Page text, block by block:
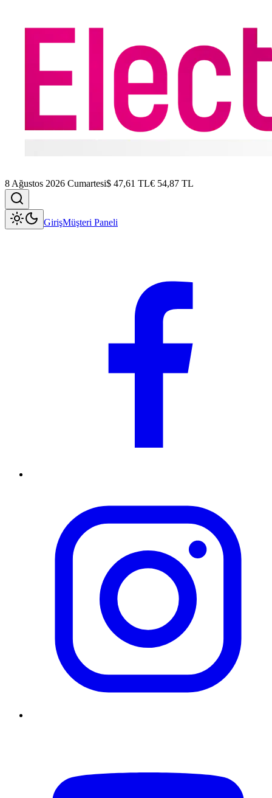
8 Ağustos 2026 Cumartesi$ 47,61 TL€ 54,87 TL
GirişMüşteri Paneli